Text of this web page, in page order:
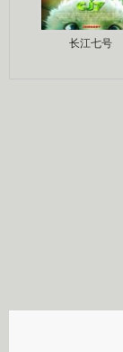
长江七号